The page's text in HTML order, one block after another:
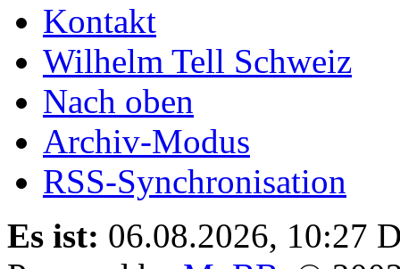
Kontakt
Wilhelm Tell Schweiz
Nach oben
Archiv-Modus
RSS-Synchronisation
Es ist: 06.08.2026, 10:27